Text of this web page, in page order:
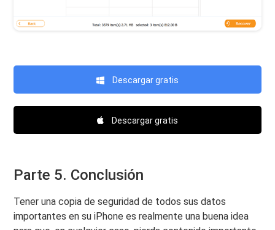
Descargar gratis
Descargar gratis
Parte 5. Conclusión
Tener una copia de seguridad de todos sus datos
importantes en su iPhone es realmente una buena idea